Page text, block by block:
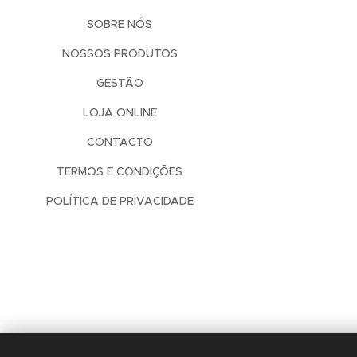
SOBRE NÓS
NOSSOS PRODUTOS
GESTÃO
LOJA ONLINE
CONTACTO
TERMOS E CONDIÇÕES
POLÍTICA DE PRIVACIDADE